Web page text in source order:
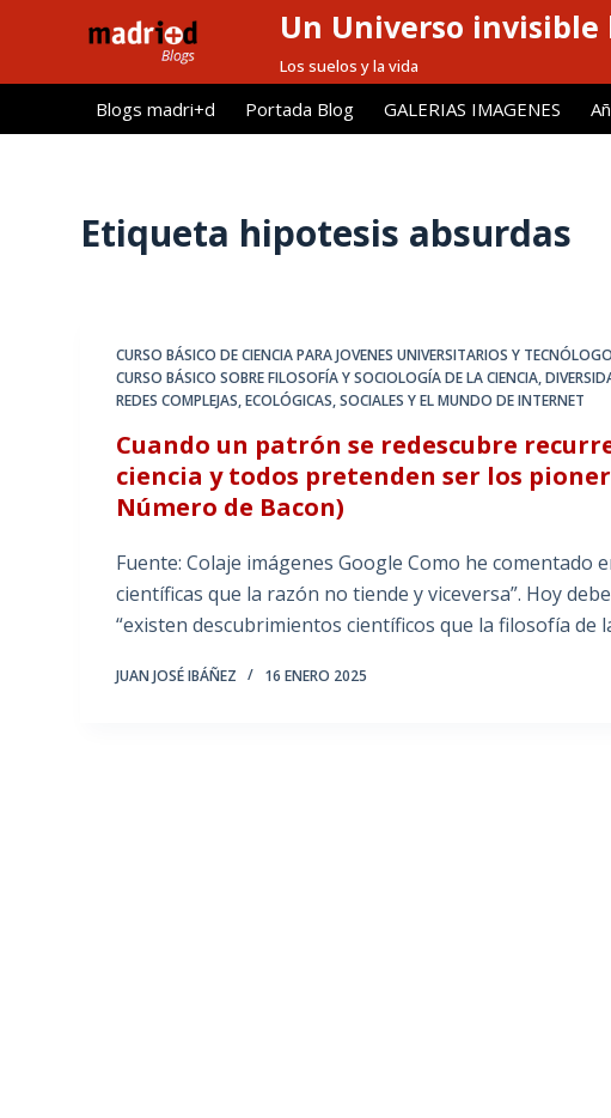
l
Un Universo
Los suelos y la vida
Blogs madri+d Portada Blog GALERIAS IMAGENES
Etiqueta hipotesis absurdas
CURSO BÁSICO DE CIENCIA PARA JOVENES UNIVERSITARIOS Y
CURSO BÁSICO SOBRE FILOSOFÍA Y SOCIOLOGÍA DE LA CIENCIA,
REDES COMPLEJAS, ECOLÓGICAS, SOCIALES Y EL MUNDO DE INTERNET
Cuando un patrón se redescubre
ciencia y todos pretenden ser los
Número de Bacon)
Fuente: Colaje imágenes Google Como he comentado
científicas que la razón no tiende y viceversa”. Hoy
“existen descubrimientos científicos que la filosofía de
JUAN JOSÉ IBÁÑEZ 16 ENERO 2025